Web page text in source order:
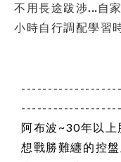
不用長途跋涉...自
小時自行調配學習
阿布波~30年以上
想戰勝難纏的控